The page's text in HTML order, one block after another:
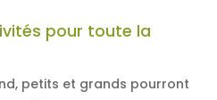
pour toute la
petits et grands pourront